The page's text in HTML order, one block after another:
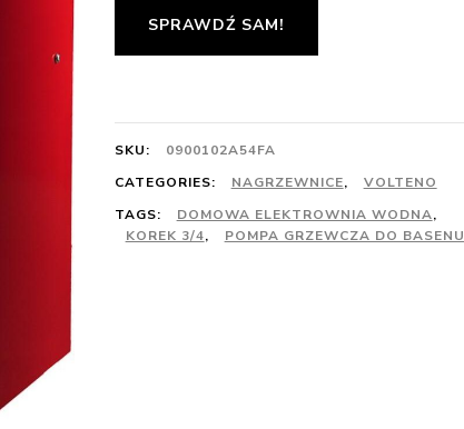
SPRAWDŹ SAM!
SKU:
0900102A54FA
CATEGORIES:
NAGRZEWNICE,
VOLTENO
TAGS:
DOMOWA ELEKTROWNIA WODNA,
KOREK 3/4, POMPA GRZEWCZA DO BASENU